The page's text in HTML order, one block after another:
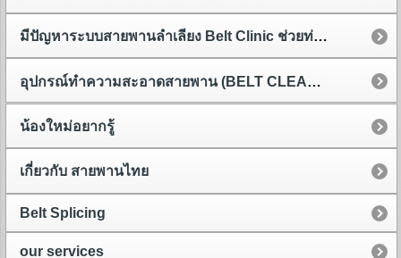
มีปัญหาระบบสายพานลำเลียง Belt Clinic ช่วยท่านได้
อุปกรณ์ทำความสะอาดสายพาน (BELT CLEANER)
น้องใหม่อยากรู้
เกี่ยวกับ สายพานไทย
Belt Splicing
our services